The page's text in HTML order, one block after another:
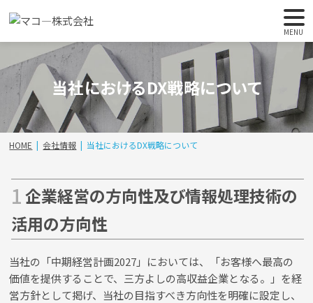
MENU
当社におけるDX戦略について
HOME 会社情報 当社におけるDX戦略について
企業経営の方向性及び情報処理技術の
活用の方向性
当社の「中期経営計画2027」においては、「お客様へ最高の
価値を提供することで、三方よしの高収益企業となる。」を経
営方針として掲げ、当社の目指すべき方向性を明確に設定し、